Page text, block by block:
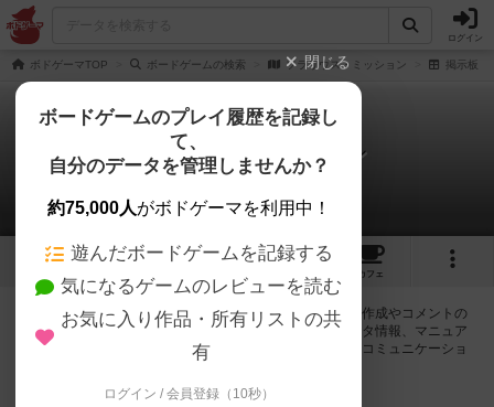
ログイン
ボドゲーマTOP ボードゲームの検索 ソラリウス・ミッション 掲示板
ソラリウス・ミッション
0件の掲示板
1
カフェ
ログインするとソラリウス・ミッションに関する掲示板の作成やコメントの
書き込みが出来るようになります。ルールの疑問やエラッタ情報、マニュア
ルでは判断し辛い曖昧な表記等について会員同士で自由にコミュニケーショ
閉じる
ボードゲームのプレイ履歴を記録し
て、
自分のデータを管理しませんか？
約75,000人がボドゲーマを利用中！
遊んだボードゲームを記録する
気になるゲームのレビューを読む
お気に入り作品・所有リストの共
有
ログイン / 会員登録（10秒）